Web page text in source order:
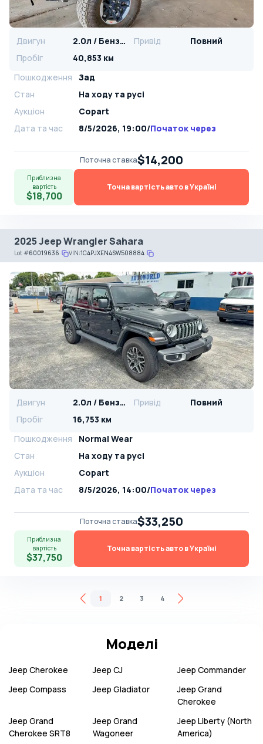
Двигун 2.0л / Бензин Привід
Повний
Пробіг
40,853 км
Пошкодження
Зад
Стан
На ​​ходу та русі
Аукціон
Copart
Дата та час
8/5/2026, 19:00/Початок через
Поточна ставка$14,200
Приблизна
вартість
$18,700
Точна вартість авто в Україні
2025 Jeep Wrangler Sahara
Lot#60019636 VIN:1C4PJXEN4SW508884
Двигун 2.0л / Бензин Привід
Повний
Пробіг
16,753 км
Пошкодження
Normal Wear
Стан
На ​​ходу та русі
Аукціон
Copart
Дата та час
8/5/2026, 14:00/Початок через
Поточна ставка$33,250
Приблизна
вартість
$37,750
Точна вартість авто в Україні
1 2 3 4
Моделі
Jeep Cherokee Jeep CJ Jeep Commander
Jeep Compass Jeep Gladiator Jeep Grand
Cherokee
Jeep Grand
Cherokee SRT8
Jeep Grand
Wagoneer
Jeep Liberty (North
America)